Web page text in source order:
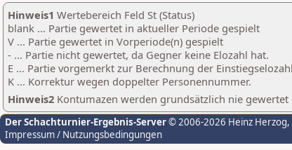
Hinweis1 Wertebereich Feld St (Status)
blank ... Partie gewertet in aktueller Periode gespielt
V ... Partie gewertet in Vorperiode(n) gespielt
- ... Partie nicht gewertet, da Gegner keine Elozahl hat.
E ... Partie vorgemerkt zur Berechnung der
K ... Korrektur wegen doppelter Personennummer.
Hinweis2 Kontumazen werden grundsätzlich nie
Der Schachturnier-Ergebnis-Server© 2006-2026 Heinz Herzog
Impressum / Nutzungsbedingungen